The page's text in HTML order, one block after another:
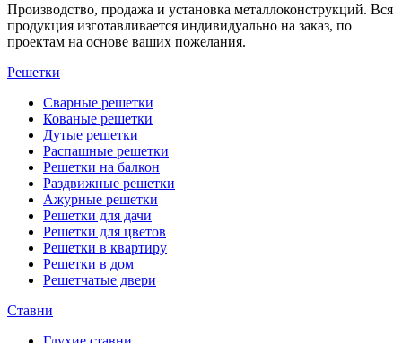
Производство, продажа и установка металлоконструкций. Вся
продукция изготавливается индивидуально на заказ, по
проектам на основе ваших пожелания.
Решетки
Сварные решетки
Кованые решетки
Дутые решетки
Распашные решетки
Решетки на балкон
Раздвижные решетки
Ажурные решетки
Решетки для дачи
Решетки для цветов
Решетки в квартиру
Решетки в дом
Решетчатые двери
Ставни